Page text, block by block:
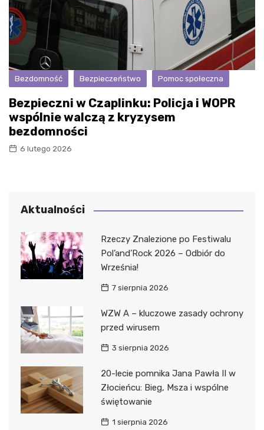
Bezdomność Bezpieczeństwo Pomoc społeczna
Bezpieczni w Czaplinku: Policja i WOPR
wspólnie walczą z kryzysem
bezdomności
6 lutego 2026
Aktualności
Rzeczy Znalezione po Festiwalu
Pol’and’Rock 2026 – Odbiór do
Września!
7 sierpnia 2026
WZW A – kluczowe zasady ochrony
przed wirusem
3 sierpnia 2026
20-lecie pomnika Jana Pawła II w
Złocieńcu: Bieg, Msza i wspólne
świętowanie
1 sierpnia 2026